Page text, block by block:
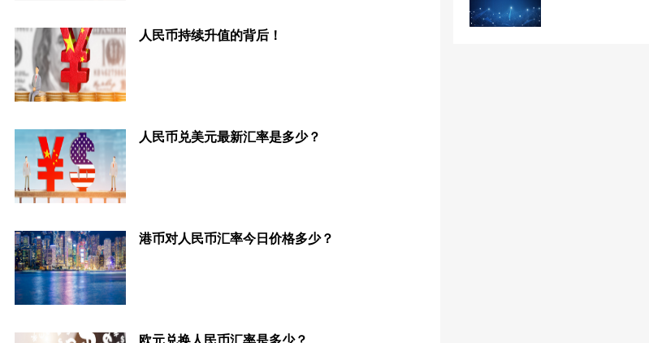
人民币持续升值的背后！
人民币兑美元最新汇率是多少？
港币对人民币汇率今日价格多少？
欧元兑换人民币汇率是多少？